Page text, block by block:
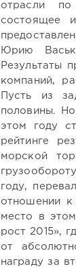
отрасли
состоящее
Юрию
Результаты
компаний,
Пусть из
половины.
этом году
рейтинге
морской
году,
отношении к
место в
рост 2015»,
от
награду за